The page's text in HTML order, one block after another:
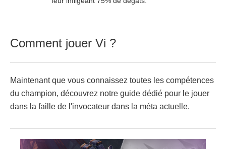
Comment jouer Vi ?
Maintenant que vous connaissez toutes les compétences
du champion, découvrez notre guide dédié pour le jouer
dans la faille de l'invocateur dans la méta actuelle.